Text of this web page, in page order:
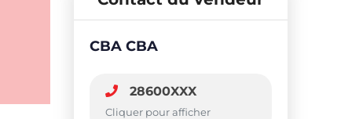
CBA CBA
28600XXX
Cliquer pour afficher